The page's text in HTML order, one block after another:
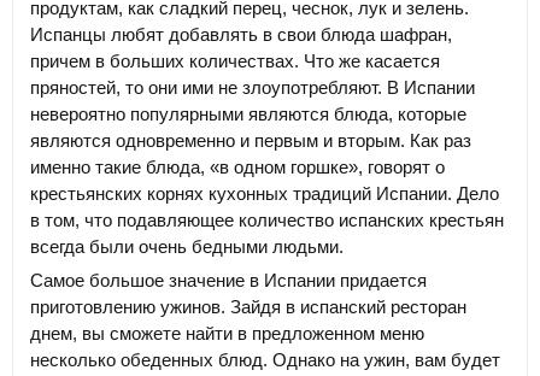
продуктам, как сладкий перец, чеснок, лук и зелень.
Испанцы любят добавлять в свои блюда шафран,
причем в больших количествах. Что же касается
пряностей, то они ими не злоупотребляют. В Испании
невероятно популярными являются блюда, которые
являются одновременно и первым и вторым. Как раз
именно такие блюда, «в одном горшке», говорят о
крестьянских корнях кухонных традиций Испании. Дело
в том, что подавляющее количество испанских крестьян
всегда были очень бедными людьми.
Самое большое значение в Испании придается
приготовлению ужинов. Зайдя в испанский ресторан
днем, вы сможете найти в предложенном меню
несколько обеденных блюд. Однако на ужин, вам будет